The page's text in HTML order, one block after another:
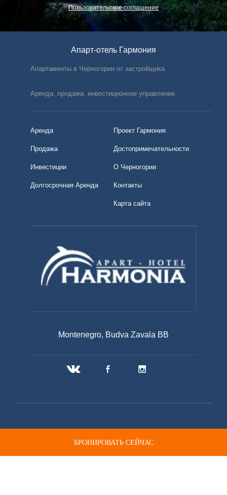
Пользовательское соглашение
Апарт-отель Гармония
Апартаменты в Черногории от застройщика
Аренда, продажа, инвестиционное управление
Аренда
Продажа
Инвестиции
Долгосрочная Аренда
Проект Гармония
Достопримечательности
О Черногории
Контакты
Карта сайта
Montenegro, Budva Zavala BB
БРОНИРОВАТЬ СЕЙЧАС